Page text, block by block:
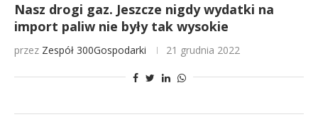
Nasz drogi gaz. Jeszcze nigdy wydatki na
import paliw nie były tak wysokie
przez Zespół 300Gospodarki 21 grudnia 2022